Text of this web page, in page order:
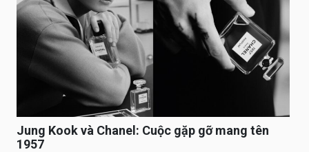
Jung Kook và Chanel: Cuộc gặp gỡ mang tên
1957